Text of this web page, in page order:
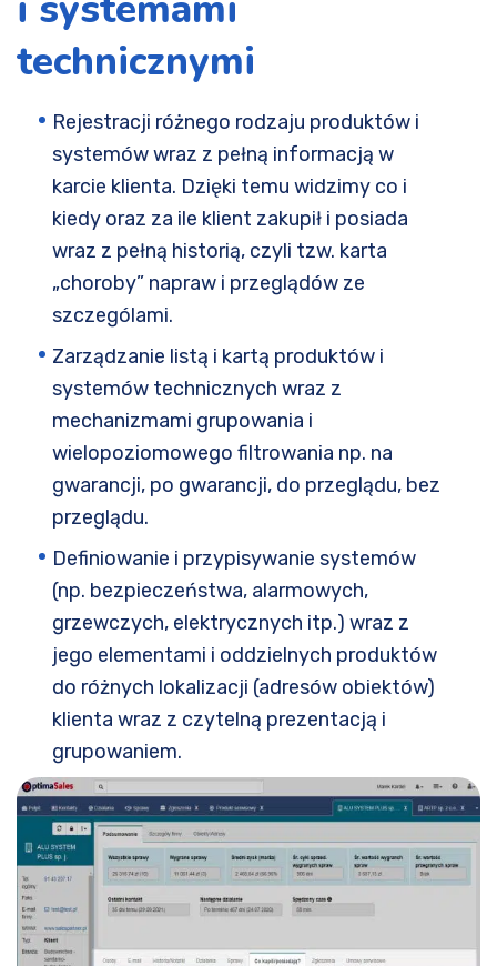
technicznymi
Rejestracji różnego rodzaju produktów i
systemów wraz z pełną informacją w
karcie klienta. Dzięki temu widzimy co i
kiedy oraz za ile klient zakupił i posiada
wraz z pełną historią, czyli tzw. karta
„choroby” napraw i przeglądów ze
szczególami.
Zarządzanie listą i kartą produktów i
systemów technicznych wraz z
mechanizmami grupowania i
wielopoziomowego filtrowania np. na
gwarancji, po gwarancji, do przeglądu, bez
przeglądu.
Definiowanie i przypisywanie systemów
(np. bezpieczeństwa, alarmowych,
grzewczych, elektrycznych itp.) wraz z
jego elementami i oddzielnych produktów
do różnych lokalizacji (adresów obiektów)
klienta wraz z czytelną prezentacją i
grupowaniem.